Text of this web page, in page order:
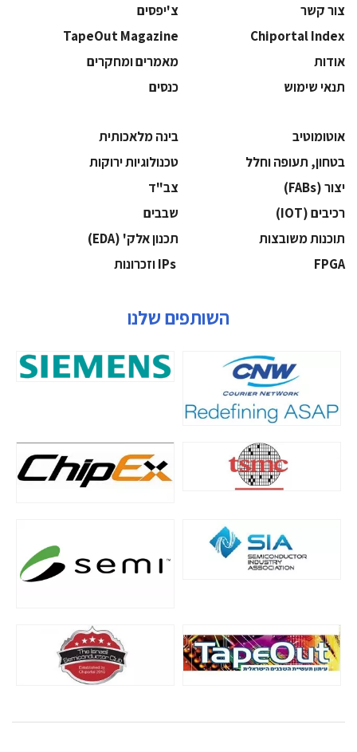
צור קשר
צ'יפסים
Chiportal Index
TapeOut Magazine
אודות
מאמרים ומחקרים
תנאי שימוש
כנסים
אוטומוטיב
בינה מלאכותית
בטחון, תעופה וחלל
‫טכנולוגיות ירוקות‬
‫יצור (‪(FABs‬‬
‫צב"ד‬
‫רכיבים‬ (IOT)
‫שבבים‬
‫תוכנות משובצות‬
‫תכנון אלק' (‪(EDA‬‬
‫‪FPGA‬‬
השותפים שלנו